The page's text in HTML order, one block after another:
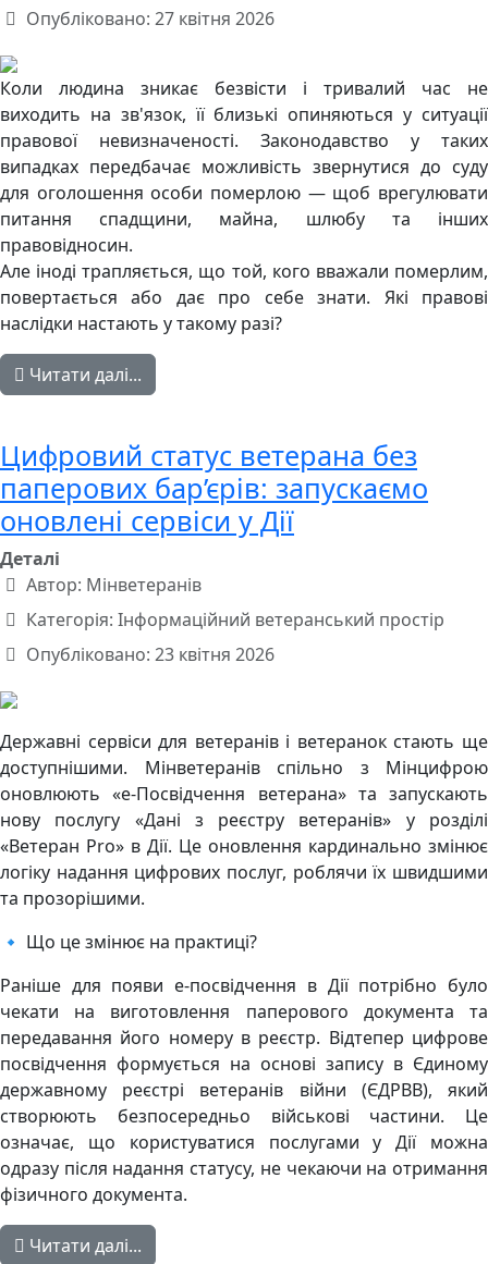
Опубліковано: 27 квітня 2026
Коли людина зникає безвісти і тривалий час не
виходить на зв'язок, її близькі опиняються у ситуації
правової невизначеності. Законодавство у таких
випадках передбачає можливість звернутися до суду
для оголошення особи померлою — щоб врегулювати
питання спадщини, майна, шлюбу та інших
правовідносин.
Але іноді трапляється, що той, кого вважали померлим,
повертається або дає про себе знати. Які правові
наслідки настають у такому разі?
Читати далі...
Цифровий статус ветерана без
паперових бар’єрів: запускаємо
оновлені сервіси у Дії
Деталі
Автор: Мінветеранів
Категорія: Інформаційний ветеранський простір
Опубліковано: 23 квітня 2026
Державні сервіси для ветеранів і ветеранок стають ще
доступнішими. Мінветеранів спільно з Мінцифрою
оновлюють «е-Посвідчення ветерана» та запускають
нову послугу «Дані з реєстру ветеранів» у розділі
«Ветеран Pro» в Дії. Це оновлення кардинально змінює
логіку надання цифрових послуг, роблячи їх швидшими
та прозорішими.
🔹 Що це змінює на практиці?
Раніше для появи е-посвідчення в Дії потрібно було
чекати на виготовлення паперового документа та
передавання його номеру в реєстр. Відтепер цифрове
посвідчення формується на основі запису в Єдиному
державному реєстрі ветеранів війни (ЄДРВВ), який
створюють безпосередньо військові частини. Це
означає, що користуватися послугами у Дії можна
одразу після надання статусу, не чекаючи на отримання
фізичного документа.
Читати далі...